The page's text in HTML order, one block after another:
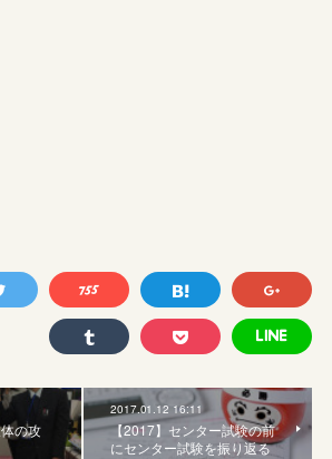
の攻
2017.01.12 16:11
【2017】センター試験の前
にセンター試験を振り返る